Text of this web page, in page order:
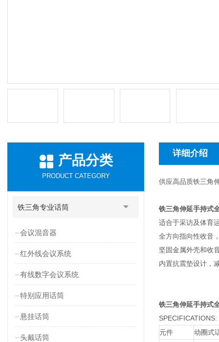
产品分类
PRODUCT CATEGORY
铁三角专业话筒
会议混音器
红外线会议系统
有线数字会议系统
特别应用话筒
悬挂话筒
头戴话筒
详细介绍
供应高品质铁三角
铁三角伸延手持式
适合于采访及体育
全方向指向性收音
坚固金属外壳和收
内置抗震垫设计，
铁三角伸延手持式
SPECIFICATIONS:
元件
动圈式